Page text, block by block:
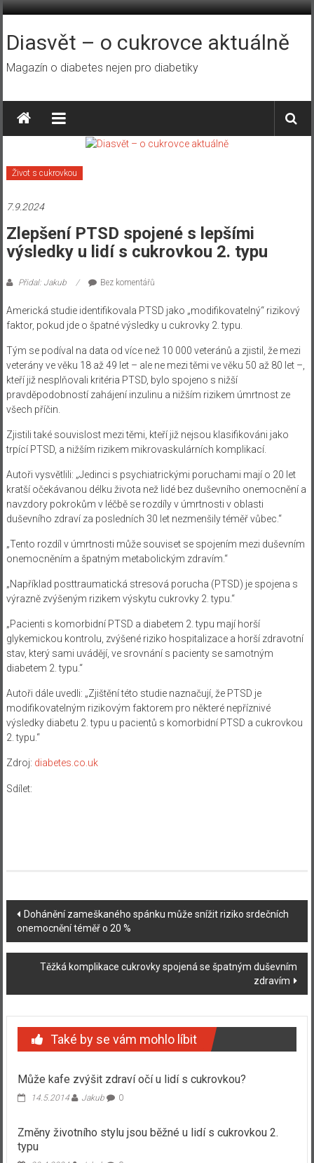
Přeskočit
obsah
Diasvět – o cukrovce aktuálně
Magazín o diabetes nejen pro diabetiky
Život s cukrovkou
7.9.2024
Zlepšení PTSD spojené s lepšími
výsledky u lidí s cukrovkou 2. typu
Přidal: Jakub Bez komentářů
Americká studie identifikovala PTSD jako „modifikovatelný“ rizikový
faktor, pokud jde o špatné výsledky u cukrovky 2. typu.
Tým se podíval na data od více než 10 000 veteránů a zjistil, že mezi
veterány ve věku 18 až 49 let – ale ne mezi těmi ve věku 50 až 80 let –,
kteří již nesplňovali kritéria PTSD, bylo spojeno s nižší
pravděpodobností zahájení inzulinu a nižším rizikem úmrtnost ze
všech příčin.
Zjistili také souvislost mezi těmi, kteří již nejsou klasifikováni jako
trpící PTSD, a nižším rizikem mikrovaskulárních komplikací.
Autoři vysvětlili: „Jedinci s psychiatrickými poruchami mají o 20 let
kratší očekávanou délku života než lidé bez duševního onemocnění a
navzdory pokrokům v léčbě se rozdíly v úmrtnosti v oblasti
duševního zdraví za posledních 30 let nezmenšily téměř vůbec.“
„Tento rozdíl v úmrtnosti může souviset se spojením mezi duševním
onemocněním a špatným metabolickým zdravím.“
„Například posttraumatická stresová porucha (PTSD) je spojena s
výrazně zvýšeným rizikem výskytu cukrovky 2. typu.“
„Pacienti s komorbidní PTSD a diabetem 2. typu mají horší
glykemickou kontrolu, zvýšené riziko hospitalizace a horší zdravotní
stav, který sami uvádějí, ve srovnání s pacienty se samotným
diabetem 2. typu.“
Autoři dále uvedli: „Zjištění této studie naznačují, že PTSD je
modifikovatelným rizikovým faktorem pro některé nepříznivé
výsledky diabetu 2. typu u pacientů s komorbidní PTSD a cukrovkou
2. typu.“
Zdroj: diabetes.co.uk
Sdílet:
Navigace
příspěvku
Dohánění zameškaného spánku může snížit riziko srdečních
onemocnění téměř o 20 %
Těžká komplikace cukrovky spojená se špatným duševním
zdravím
Také by se vám mohlo líbit
Může kafe zvýšit zdraví očí u lidí s cukrovkou?
14.5.2014 Jakub 0
Změny životního stylu jsou běžné u lidí s cukrovkou 2.
typu